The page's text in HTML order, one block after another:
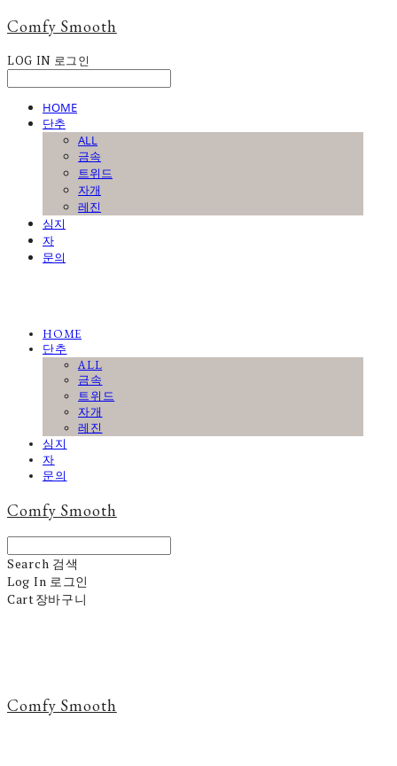
Comfy Smooth
LOG IN 로그인
HOME
단추
ALL
금속
트위드
자개
레진
심지
자
문의
HOME
단추
ALL
금속
트위드
자개
레진
심지
자
문의
Comfy Smooth
Search 검색
Log In 로그인
Cart장바구니
Comfy Smooth